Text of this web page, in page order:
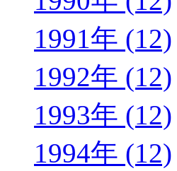
1991年 (12)
1992年 (12)
1993年 (12)
1994年 (12)